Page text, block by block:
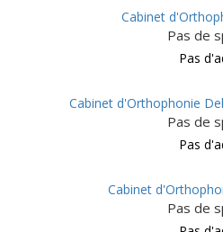
Cabinet
Pas de
Pas
Cabinet d'Orthophonie
Pas de
Pas
Cabinet
Pas de